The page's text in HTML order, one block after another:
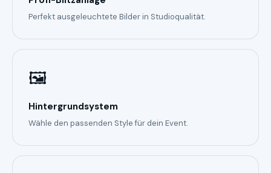
Perfekt ausgeleuchtete Bilder in Studioqualität.
🖼️
Hintergrundsystem
Wähle den passenden Style für dein Event.